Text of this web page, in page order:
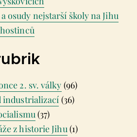
osudy nejstarší školy na Jihu
2. sv. války (96)
industrializací (36)
(37)
z historie Jihu(1)